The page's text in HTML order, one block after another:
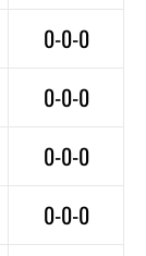
0-0-0
0-0-0
0-0-0
0-0-0